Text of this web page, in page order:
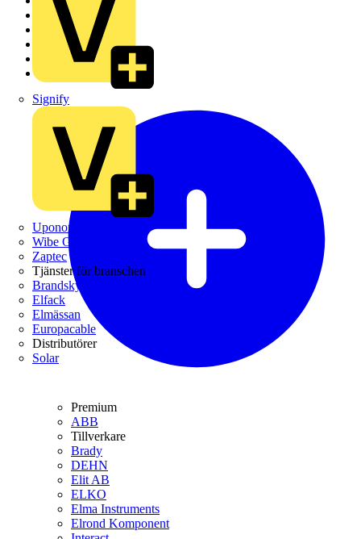
Signify
Uponor
Wibe Group
Zaptec
Tjänster för branschen
Brandskyddsföreningen
Elfack
Elmässan
Europacable
Distributörer
Solar
Elnyheter
Kurser
Webbinarier
Produkter
Premium
ABB
Tillverkare
Brady
DEHN
Elit AB
ELKO
Elma Instruments
Elrond Komponent